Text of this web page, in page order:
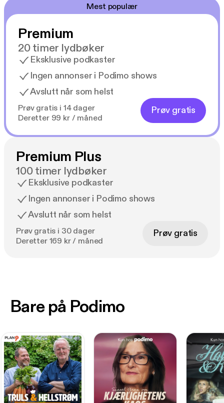
Mest populær
Premium
20 timer lydbøker
Eksklusive podkaster
Ingen annonser i Podimo shows
Avslutt når som helst
Prøv gratis i 14 dager
Deretter 99 kr / måned
Prøv gratis
Premium Plus
100 timer lydbøker
Eksklusive podkaster
Ingen annonser i Podimo shows
Avslutt når som helst
Prøv gratis i 30 dager
Deretter 169 kr / måned
Prøv gratis
Bare på Podimo